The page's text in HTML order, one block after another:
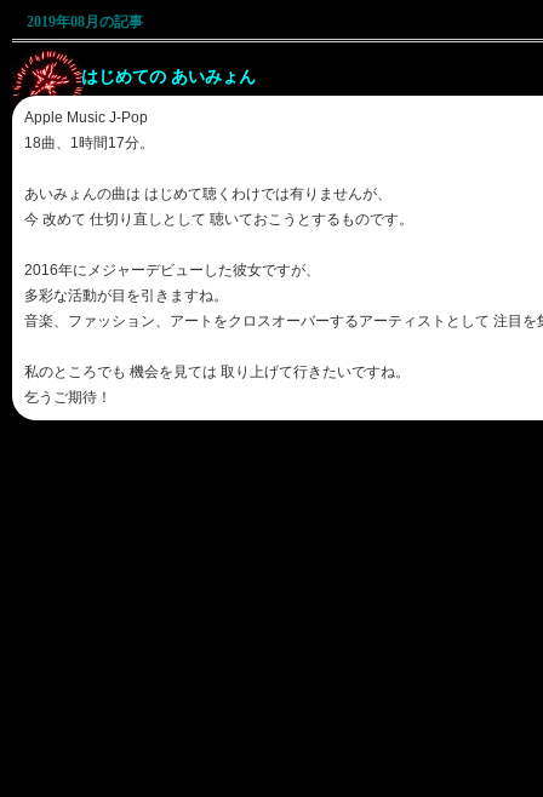
2019年08月の記事
はじめての あいみょん
Apple Music J-Pop
18曲、1時間17分。
あいみょんの曲は はじめて聴くわけでは有りませんが、
今 改めて 仕切り直しとして 聴いておこうとするものです。
2016年にメジャーデビューした彼女ですが、
多彩な活動が目を引きますね。
音楽、ファッション、アートをクロスオーバーするアーティストとして 注目
私のところでも 機会を見ては 取り上げて行きたいですね。
乞うご期待！